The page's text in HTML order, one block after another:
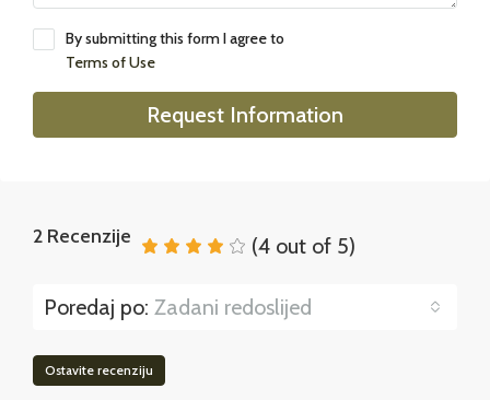
By submitting this form I agree to
Terms of Use
Request Information
2 Recenzije (4 out of 5)
Poredaj po: Zadani redoslijed
Ostavite recenziju